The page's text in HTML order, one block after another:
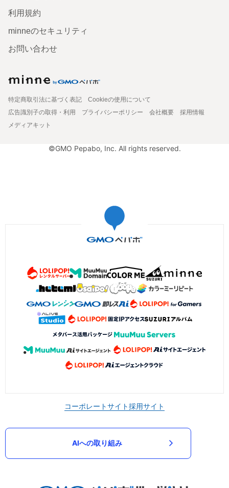
利用規約
minneのセキュリティ
お問い合わせ
特定商取引法に基づく表記
Cookieの使用について
広告識別子の取得・利用
プライバシーポリシー 会社概要
採用情報
メディアキット
©GMO Pepabo, Inc. All rights reserved.
コーポレートサイト採用サイト
AIへの取り組み